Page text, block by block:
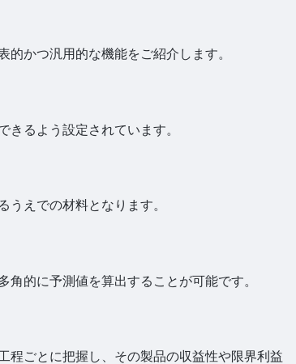
かつ汎用的な機能をご紹介します。
るよう設定されています。
えでの材料となります。
的に予測値を算出することが可能です。
程ごとに把握し、その製品の収益性や限界利益